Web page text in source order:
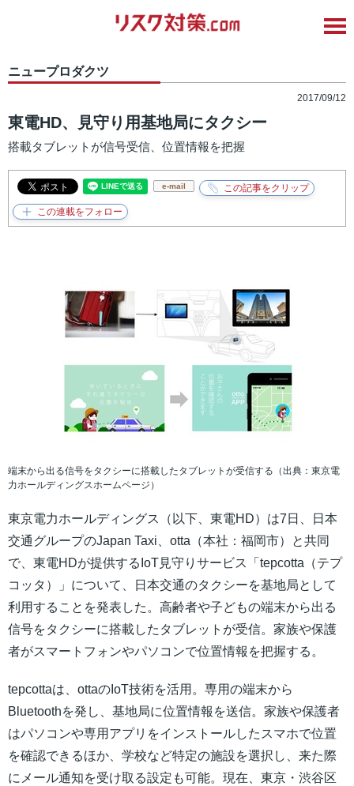
ニュープロダクツ
2017/09/12
東電HD、見守り用基地局にタクシー
搭載タブレットが信号受信、位置情報を把握
e-mail
端末から出る信号をタクシーに搭載したタブレットが受信する（出典：東京電
力ホールディングスホームページ）
東京電力ホールディングス（以下、東電HD）は7日、日本
交通グループのJapan Taxi、otta（本社：福岡市）と共同
で、東電HDが提供するIoT見守りサービス「tepcotta（テプ
コッタ）」について、日本交通のタクシーを基地局として
利用することを発表した。高齢者や子どもの端末から出る
信号をタクシーに搭載したタブレットが受信。家族や保護
者がスマートフォンやパソコンで位置情報を把握する。
tepcottaは、ottaのIoT技術を活用。専用の端末から
Bluetoothを発し、基地局に位置情報を送信。家族や保護者
はパソコンや専用アプリをインストールしたスマホで位置
を確認できるほか、学校など特定の施設を選択し、来た際
にメール通知を受け取る設定も可能。現在、東京・渋谷区